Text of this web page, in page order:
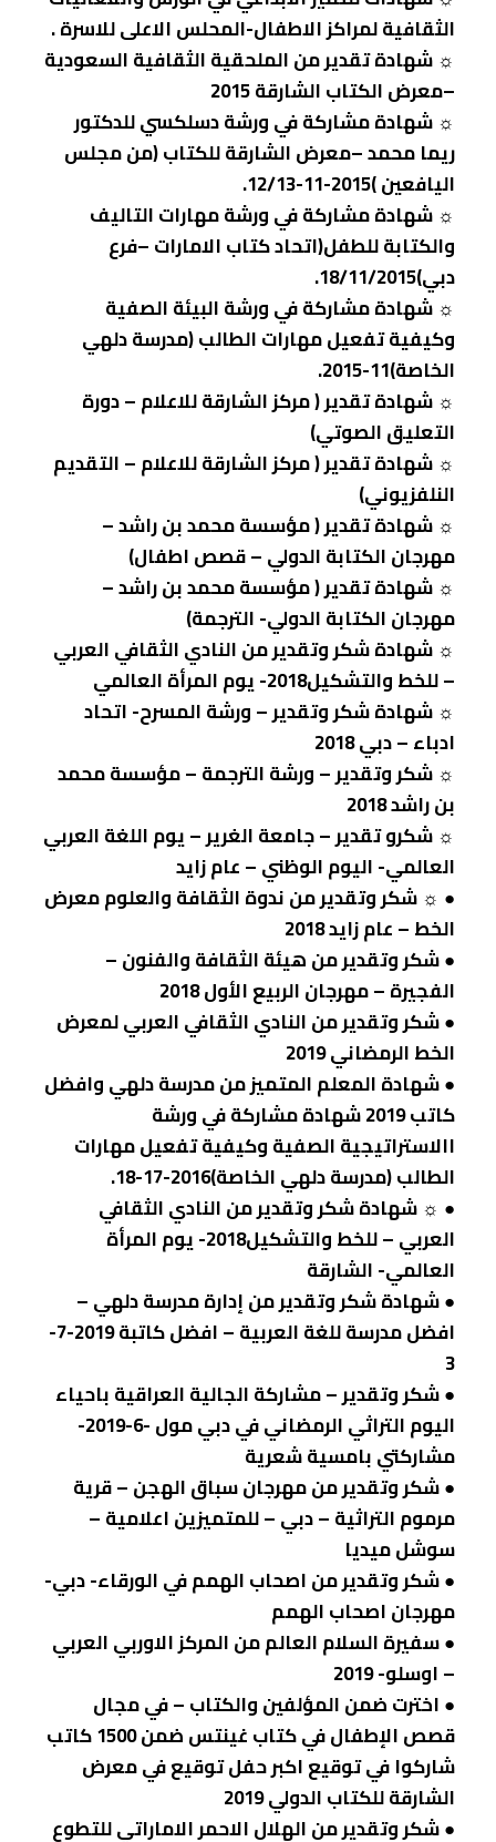
الثقافية لمراكز الاطفال-المحلس الاعلى للاسرة .
☼ شهادة تقدير من الملحقية الثقافية السعودية
–معرض الكتاب الشارقة 2015
☼ شهادة مشاركة في ورشة دسلكسي للدكتور
ريما محمد –معرض الشارقة للكتاب (من مجلس
اليافعين )2015-11-12/13.
☼ شهادة مشاركة في ورشة مهارات التاليف
والكتابة للطفل(اتحاد كتاب الامارات –فرع
دبي)18/11/2015.
☼ شهادة مشاركة في ورشة البيئة الصفية
وكيفية تفعيل مهارات الطالب (مدرسة دلهي
الخاصة)11-2015.
☼ شهادة تقدير ( مركز الشارقة للاعلام – دورة
التعليق الصوتي)
☼ شهادة تقدير ( مركز الشارقة للاعلام – التقديم
النلفزيوني)
☼ شهادة تقدير ( مؤسسة محمد بن راشد –
مهرجان الكتابة الدولي – قصص اطفال)
☼ شهادة تقدير ( مؤسسة محمد بن راشد –
مهرجان الكتابة الدولي- الترجمة)
☼ شهادة شكر وتقدير من النادي الثقافي العربي
– للخط والتشكيل2018- يوم المرأة العالمي
☼ شهادة شكر وتقدير – ورشة المسرح- اتحاد
ادباء – دبي 2018
☼ شكر وتقدير – ورشة الترجمة – مؤسسة محمد
بن راشد 2018
☼ شكرو تقدير – جامعة الغرير – يوم اللغة العربي
العالمي- اليوم الوظني – عام زايد
● ☼ شكر وتقدير من ندوة الثقافة والعلوم معرض
الخط – عام زايد 2018
● شكر وتقدير من هيئة الثقافة والفنون –
الفجيرة – مهرجان الربيع الأول 2018
● شكر وتقدير من النادي الثقافي العربي لمعرض
الخط الرمضاني 2019
● شهادة المعلم المتميز من مدرسة دلهي وافضل
كاتب 2019 شهادة مشاركة في ورشة
االاستراتيجية الصفية وكيفية تفعيل مهارات
الطالب (مدرسة دلهي الخاصة)2016-17-18.
● ☼ شهادة شكر وتقدير من النادي الثقافي
العربي – للخط والتشكيل2018- يوم المرأة
العالمي- الشارقة
● شهادة شكر وتقدير من إدارة مدرسة دلهي –
افضل مدرسة للغة العربية – افضل كاتبة 2019-7-
3
● شكر وتقدير – مشاركة الجالية العراقية باحياء
اليوم التراثي الرمضاني في دبي مول -6-2019-
مشاركتي بامسية شعرية
● شكر وتقدير من مهرجان سباق الهجن – قرية
مرموم التراثية – دبي – للمتميزين اعلامية –
سوشل ميديا
● شكر وتقدير من اصحاب الهمم في الورقاء- دبي-
مهرجان اصحاب الهمم
● سفيرة السلام العالم من المركز الاوربي العربي
– اوسلو- 2019
● اخترت ضمن المؤلفين والكتاب – في مجال
قصص الإطفال في كتاب غينتس ضمن 1500 كاتب
شاركوا في توقيع اكبر حفل توقيع في معرض
الشارقة للكتاب الدولي 2019
● شكر وتقدير من الهلال الاحمر الاماراتي للتطوع